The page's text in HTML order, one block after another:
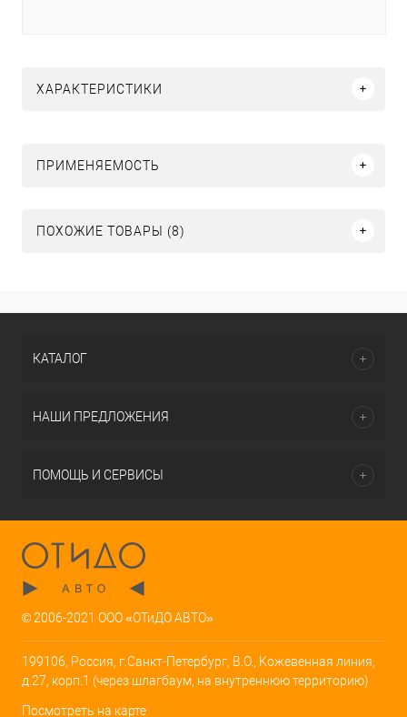
ХАРАКТЕРИСТИКИ
ПРИМЕНЯЕМОСТЬ
ПОХОЖИЕ ТОВАРЫ (8)
КАТАЛОГ
НАШИ ПРЕДЛОЖЕНИЯ
ПОМОЩЬ И СЕРВИСЫ
© 2006-2021 ООО «ОТиДО АВТО»
199106, Россия, г.Санкт-Петербург, В.О., Кожевенная линия,
д.27, корп.1 (через шлагбаум, на внутреннюю территорию)
Посмотреть на карте